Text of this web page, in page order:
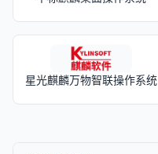
星光麒麟万物智联操作系统